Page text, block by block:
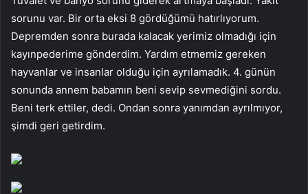
sorunu var. Bir orta eksi 8 gördüğümü hatırlıyorum.
Depremden sonra burada kalacak yerimiz olmadığı için
kayınpederime gönderdim. Yardım etmemiz gereken
hayvanlar ve insanlar olduğu için ayrılamadık. 4. günün
sonunda annem babamın beni sevip sevmediğini sordu.
Beni terk ettiler, dedi. Ondan sonra yanımdan ayrılmıyor,
şimdi geri getirdim.